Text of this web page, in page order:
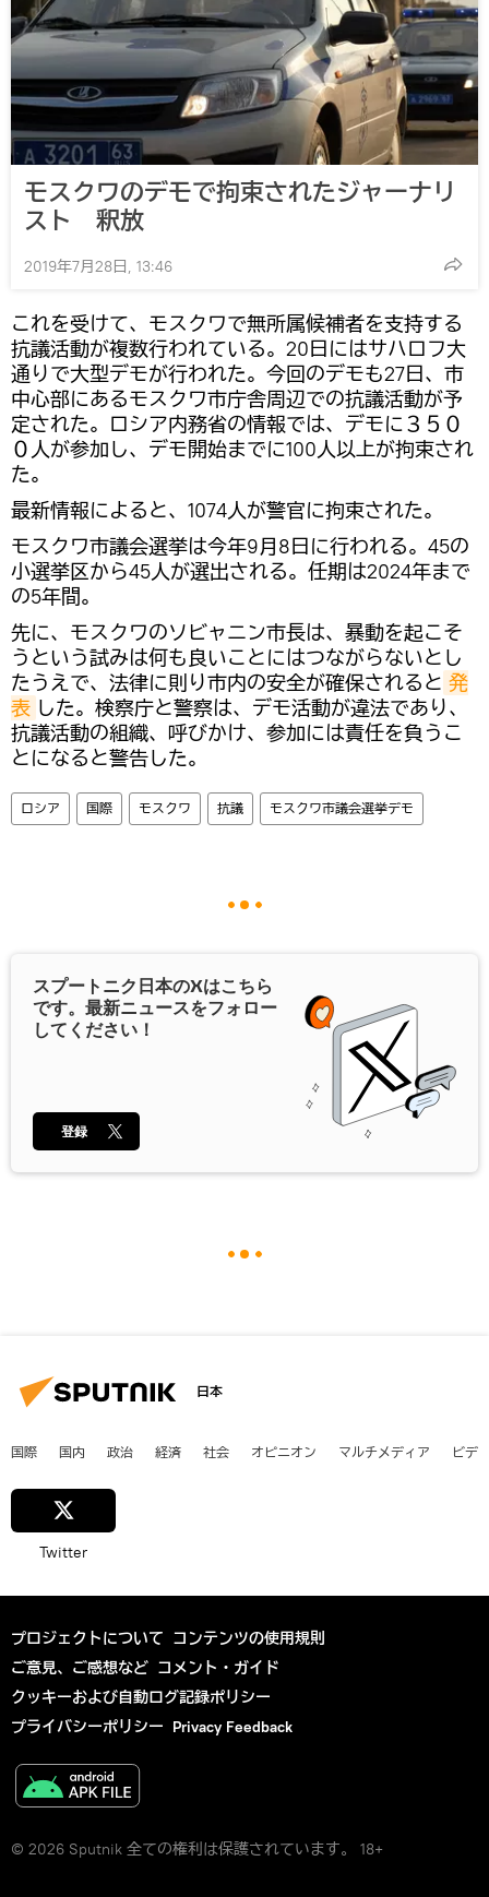
モスクワのデモで拘束されたジャーナリ
スト 釈放
2019年7月28日, 13:46
これを受けて、モスクワで無所属候補者を支持する
抗議活動が複数行われている。20日にはサハロフ大
通りで大型デモが行われた。今回のデモも27日、市
中心部にあるモスクワ市庁舎周辺での抗議活動が予
定された。ロシア内務省の情報では、デモに３５０
０人が参加し、​デモ開始までに100人以上が拘束され
た。
最新情報によると、1074人が警官に拘束された。
​モスクワ市議会選挙は今年9月8日に行われる。45の
小選挙区から45人が選出される。任期は2024年まで
の5年間。
先に、モスクワのソビャニン市長は、暴動を起こそ
うという試みは何も良いことにはつながらないとし
たうえで、法律に則り市内の安全が確保されると 発
表 した。検察庁と警察は、デモ活動が違法であり、
抗議活動の組織、呼びかけ、参加には責任を負うこ
とになると警告した。
ロシア 国際 モスクワ 抗議 モスクワ市議会選挙デモ
スプートニク日本のXはこちら
です。最新ニュースをフォロー
してください！
登録
日本
国際 国内 政治 経済 社会 オピニオン マルチメディア ビデ
Twitter
プロジェクトについて コンテンツの使用規則
ご意見、ご感想など コメント・ガイド
クッキーおよび自動ログ記録ポリシー
プライバシーポリシー Privacy Feedback
© 2026 Sputnik 全ての権利は保護されています。 18+